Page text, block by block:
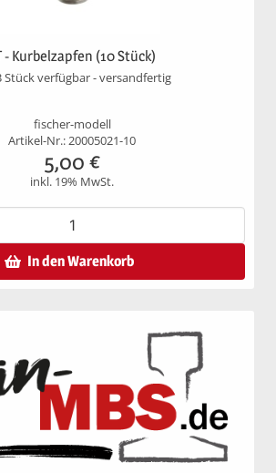
- Kurbelzapfen (10 Stück)
Stück verfügbar - versandfertig
fischer-modell
Artikel-Nr.: 20005021-10
5,00 €
inkl. 19% MwSt.
In den Warenkorb